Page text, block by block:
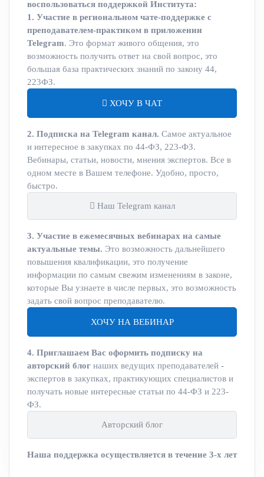
воспользоваться поддержкой Института:
1. Участие в региональном чате-поддержке с
преподавателем-практиком в приложении
Telegram. Это формат живого общения, это
возможность получить ответ на свой вопрос, это
большая база практических знаний по закону 44,
223ФЗ.
ХОЧУ В ЧАТ
2. Подписка на Telegram канал. Самое актуальное
и интересное в закупках по 44-ФЗ, 223-ФЗ.
Вебинары, статьи, новости, мнения экспертов. Все в
одном месте в Вашем телефоне. Удобно, просто,
быстро.
Наш Telegram канал
3. Участие в ежемесячных вебинарах на самые
актуальные темы. Это возможность дальнейшего
повышения квалификации, это получение
информации по самым свежим изменениям в законе,
которые Вы узнаете в числе первых, это возможность
задать свой вопрос преподавателю.
ХОЧУ НА ВЕБИНАР
4. Приглашаем Вас оформить подписку на
авторский блог наших ведущих преподавателей -
экспертов в закупках, практикующих специалистов и
получать новые интересные статьи по 44-ФЗ и 223-
ФЗ.
Авторский блог
Наша поддержка осуществляется в течение 3-х лет